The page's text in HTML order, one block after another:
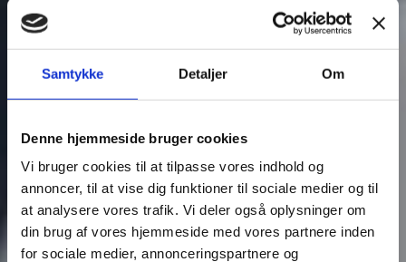
Samtykke Detaljer Om
Denne hjemmeside bruger cookies
Vi bruger cookies til at tilpasse vores indhold og
annoncer, til at vise dig funktioner til sociale medier og til
at analysere vores trafik. Vi deler også oplysninger om
din brug af vores hjemmeside med vores partnere inden
for sociale medier, annonceringspartnere og
Kontakt os
inden for 24 timer!